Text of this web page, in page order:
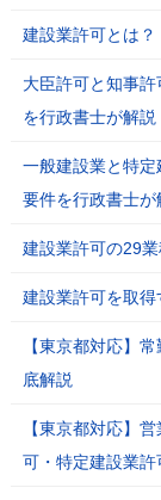
建設業許可とは？
大臣許可と知事
を行政書士が解説
一般建設業と特
要件を行政書士が
建設業許可の29
建設業許可を取
【東京都対応】
底解説
【東京都対応】
可・特定建設業許